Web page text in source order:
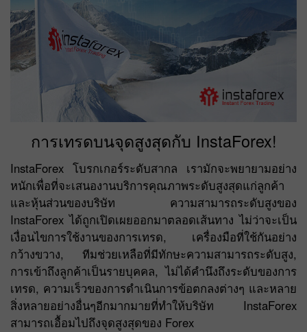
การเทรดบนจุดสูงสุดกับ InstaForex!
InstaForex โบรกเกอร์ระดับสากล เรามักจะพยายามอย่าง
หนักเพื่อที่จะเสนองานบริการคุณภาพระดับสูงสุดแก่ลูกค้า
และหุ้นส่วนของบริษัท ความสามารถระดับสูงของ
InstaForex ได้ถูกเปิดเผยออกมาตลอดเส้นทาง ไม่ว่าจะเป็น
เงื่อนไขการใช้งานของการเทรด, เครื่องมือที่ใช้กันอย่าง
กว้างขวาง, ทีมช่วยเหลือที่มีทักษะความสามารถระดับสูง,
การเข้าถึงลูกค้าเป็นรายบุคคล, ไม่ได้คำนึงถึงระดับของการ
เทรด, ความเร็วของการดำเนินการข้อตกลงต่างๆ และหลาย
สิ่งหลายอย่างอื่นๆอีกมากมายที่ทำให้บริษัท InstaForex
สามารถเอื้อมไปถึงจุดสูงสุดของ Forex